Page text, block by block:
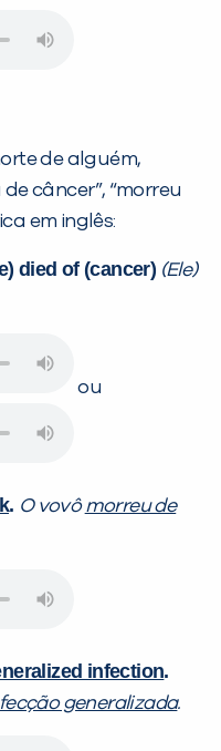
de alguém,
câncer”, “morreu
em inglês:
died of (cancer) (Ele)
ou
. O vovômorreu de
infection.
generalizada.